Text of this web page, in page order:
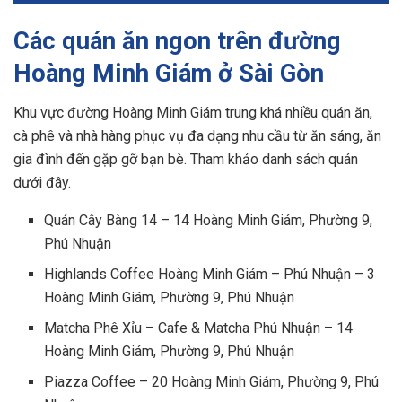
Các quán ăn ngon trên đường
Hoàng Minh Giám ở Sài Gòn
Khu vực đường Hoàng Minh Giám trung khá nhiều quán ăn,
cà phê và nhà hàng phục vụ đa dạng nhu cầu từ ăn sáng, ăn
gia đình đến gặp gỡ bạn bè. Tham khảo danh sách quán
dưới đây.
Quán Cây Bàng 14 – 14 Hoàng Minh Giám, Phường 9,
Phú Nhuận
Highlands Coffee Hoàng Minh Giám – Phú Nhuận – 3
Hoàng Minh Giám, Phường 9, Phú Nhuận
Matcha Phê Xỉu – Cafe & Matcha Phú Nhuận – 14
Hoàng Minh Giám, Phường 9, Phú Nhuận
Piazza Coffee – 20 Hoàng Minh Giám, Phường 9, Phú